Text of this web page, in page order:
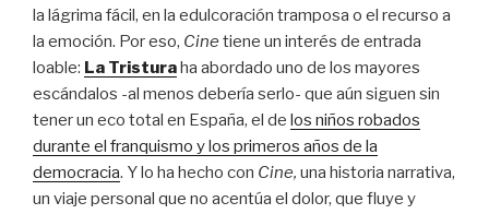
la lágrima fácil, en la edulcoración tramposa o el recurso a
la emoción. Por eso, Cine tiene un interés de entrada
loable: La Tristuraha abordado uno de los mayores
escándalos -al menos debería serlo- que aún siguen sin
tener un eco total en España, el de los niños robados
durante el franquismo y los primeros años de la
democracia. Y lo ha hecho con Cine, una historia narrativa,
un viaje personal que no acentúa el dolor, que fluye y